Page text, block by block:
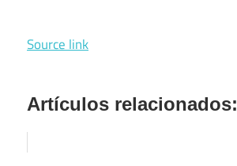
Source link
Artículos relacionados: